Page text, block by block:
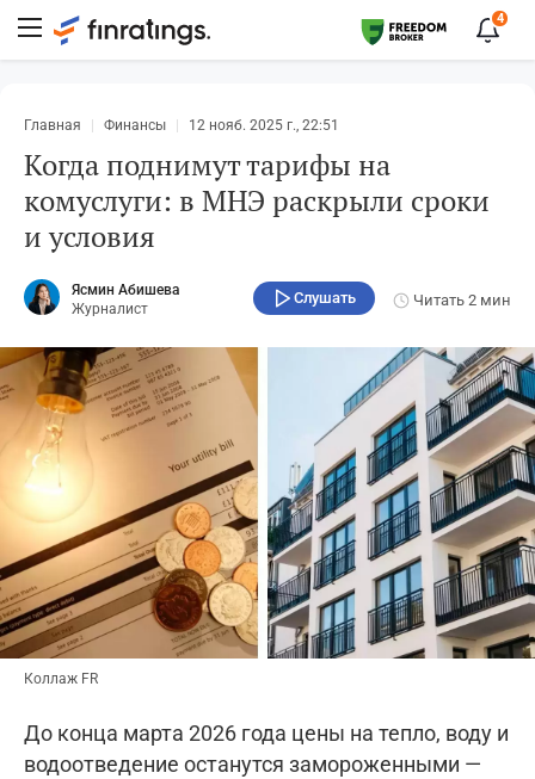
4
Главная Финансы 12 нояб. 2025 г., 22:51
Когда поднимут тарифы на
комуслуги: в МНЭ раскрыли сроки
и условия
Ясмин Абишева
Журналист
Слушать Читать 2 мин
Коллаж FR
До конца марта 2026 года цены на тепло, воду и
водоотведение останутся замороженными —